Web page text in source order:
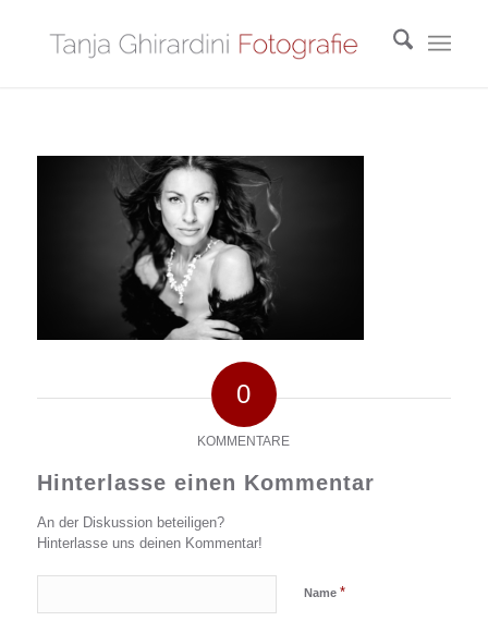
0
KOMMENTARE
Hinterlasse einen Kommentar
An der Diskussion beteiligen?
Hinterlasse uns deinen Kommentar!
Name *